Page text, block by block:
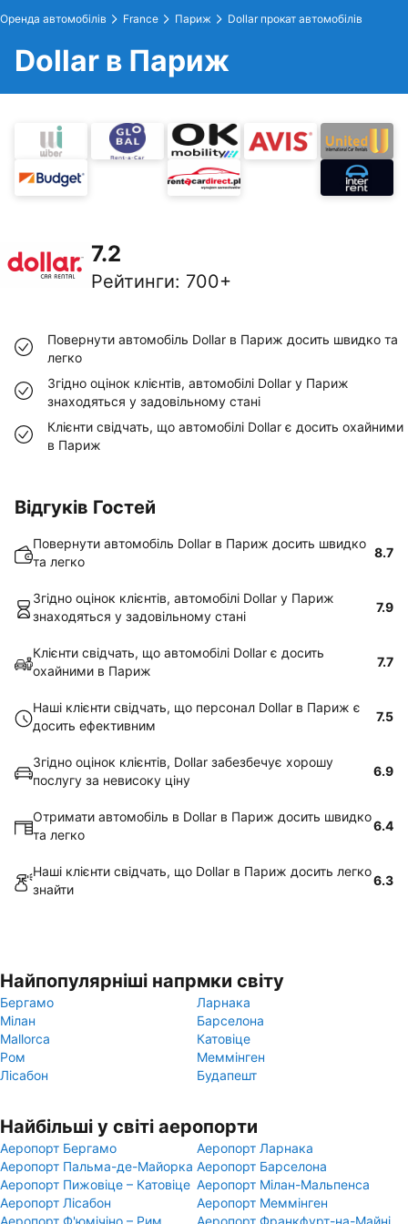
Оренда автомобілів France Париж Dollar прокат автомобілів
Dollar в Париж
7.2
Рейтинги: 700+
Повернути автомобіль Dollar в Париж досить швидко та
легко
Згідно оцінок клієнтів, автомобілі Dollar у Париж
знаходяться у задовільному стані
Клієнти свідчать, що автомобілі Dollar є досить охайними
в Париж
Відгуків Гостей
Повернути автомобіль Dollar в Париж досить швидко
та легко
8.7
Згідно оцінок клієнтів, автомобілі Dollar у Париж
знаходяться у задовільному стані
7.9
Клієнти свідчать, що автомобілі Dollar є досить
охайними в Париж
7.7
Наші клієнти свідчать, що персонал Dollar в Париж є
досить ефективним
7.5
Згідно оцінок клієнтів, Dollar забезбечує хорошу
послугу за невисоку ціну
6.9
Отримати автомобіль в Dollar в Париж досить швидко
та легко
6.4
Наші клієнти свідчать, що Dollar в Париж досить легко
знайти
6.3
Найпопулярніші напрмки світу
Бергамо
Ларнака
Мілан
Барселона
Mallorca
Катовіце
Ром
Меммінген
Лісабон
Будапешт
Найбільші у світі аеропорти
Аеропорт Бергамо
Аеропорт Ларнака
Аеропорт Пальма-де-Майорка Аеропорт Барселона
Аеропорт Пижовіце – Катовіце Аеропорт Мілан-Мальпенса
Аеропорт Лісабон
Аеропорт Меммінген
Аеропорт Ф'юмічіно – Рим
Аеропорт Франкфурт-на-Майні